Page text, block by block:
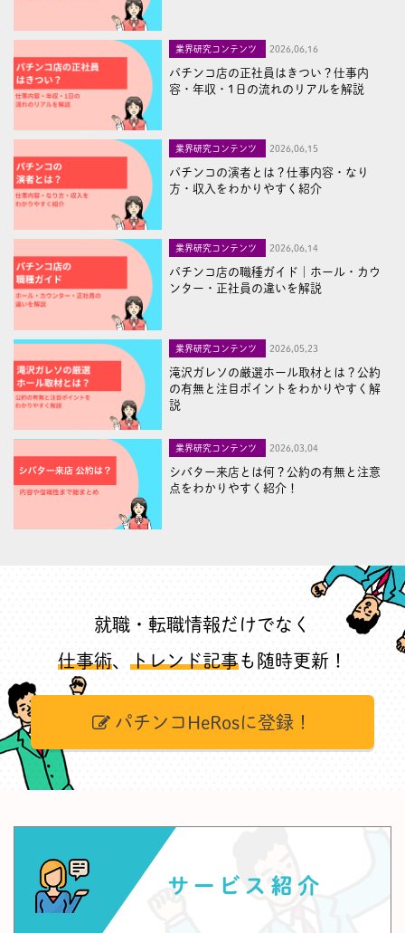
業界研究コンテンツ 2026,06,16
パチンコ店の正社員はきつい？仕事内
容・年収・1日の流れのリアルを解説
業界研究コンテンツ 2026,06,15
パチンコの演者とは？仕事内容・なり
方・収入をわかりやすく紹介
業界研究コンテンツ 2026,06,14
パチンコ店の職種ガイド｜ホール・カウ
ンター・正社員の違いを解説
業界研究コンテンツ 2026,05,23
滝沢ガレソの厳選ホール取材とは？公約
の有無と注目ポイントをわかりやすく解
説
業界研究コンテンツ 2026,03,04
シバター来店とは何？公約の有無と注意
点をわかりやすく紹介！
就職・転職情報だけでなく
仕事術、 トレンド記事も随時更新！
パチンコHeRosに登録！